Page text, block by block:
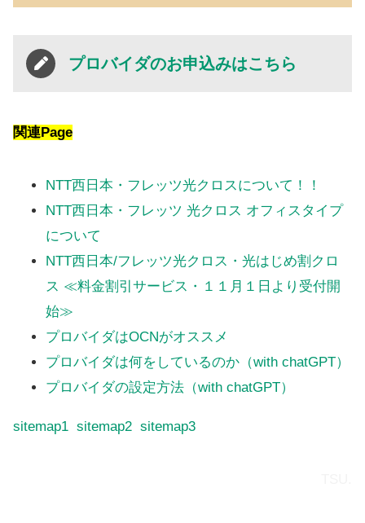
プロバイダのお申込みはこちら
関連Page
NTT西日本・フレッツ光クロスについて！！
NTT西日本・フレッツ 光クロス オフィスタイプ
について
NTT西日本/フレッツ光クロス・光はじめ割クロ
ス ≪料金割引サービス・１１月１日より受付開
始≫
プロバイダはOCNがオススメ
プロバイダは何をしているのか（with chatGPT）
プロバイダの設定方法（with chatGPT）
sitemap1 sitemap2 sitemap3